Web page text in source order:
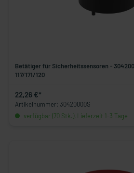
Betätiger für Sicherheitssensoren -
117/171/120
22,26 €*
Artikelnummer: 30420000S
verfügbar (70 Stk.), Lieferzeit 1-3 Tage